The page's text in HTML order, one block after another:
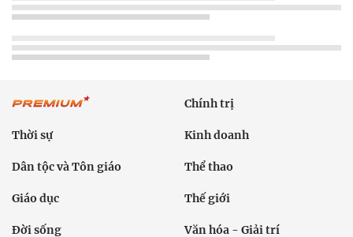
Chính trị
Thời sự Kinh doanh
Dân tộc và Tôn giáo Thể thao
Giáo dục Thế giới
Đời sống Văn hóa - Giải trí